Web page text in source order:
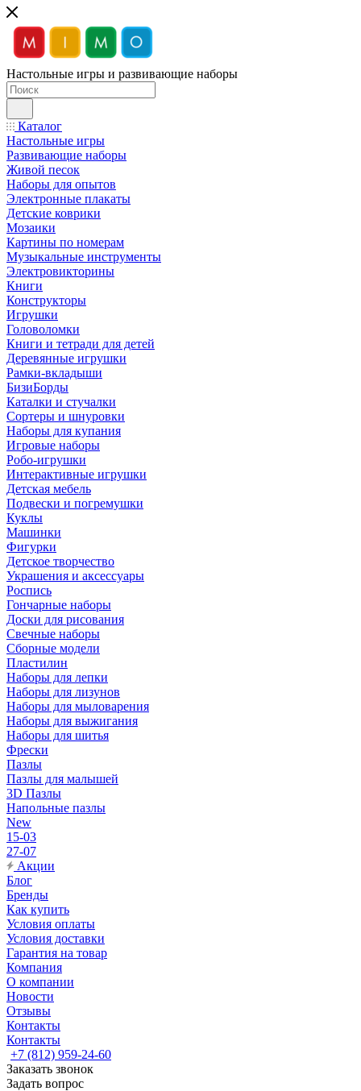
Настольные игры и развивающие наборы
Каталог
Настольные игры
Развивающие наборы
Живой песок
Наборы для опытов
Электронные плакаты
Детские коврики
Мозаики
Картины по номерам
Музыкальные инструменты
Электровикторины
Книги
Конструкторы
Игрушки
Головоломки
Книги и тетради для детей
Деревянные игрушки
Рамки-вкладыши
БизиБорды
Каталки и стучалки
Сортеры и шнуровки
Наборы для купания
Игровые наборы
Робо-игрушки
Интерактивные игрушки
Детская мебель
Подвески и погремушки
Куклы
Машинки
Фигурки
Детское творчество
Украшения и аксессуары
Роспись
Гончарные наборы
Доски для рисования
Свечные наборы
Сборные модели
Пластилин
Наборы для лепки
Наборы для лизунов
Наборы для мыловарения
Наборы для выжигания
Наборы для шитья
Фрески
Пазлы
Пазлы для малышей
3D Пазлы
Напольные пазлы
New
15-03
27-07
Акции
Блог
Бренды
Как купить
Условия оплаты
Условия доставки
Гарантия на товар
Компания
О компании
Новости
Отзывы
Контакты
Контакты
+7 (812) 959-24-60
Заказать звонок
Задать вопрос